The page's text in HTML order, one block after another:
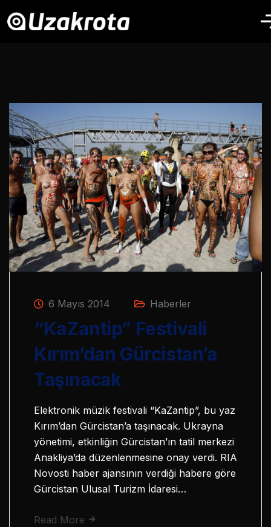
6 Mayıs 2014 Haberler
“KaZantip” Festivali
Kırım’dan Gürcistan’a
Taşınacak
Elektronik müzik festivali “KaZantip”, bu yaz
Kırım’dan Gürcistan’a taşınacak. Ukrayna
yönetimi, etkinliğin Gürcistan’ın tatil merkezi
Anakliya’da düzenlenmesine onay verdi. RIA
Novosti haber ajansının verdiği habere göre
Gürcistan Ulusal Turizm İdaresi…
Read More